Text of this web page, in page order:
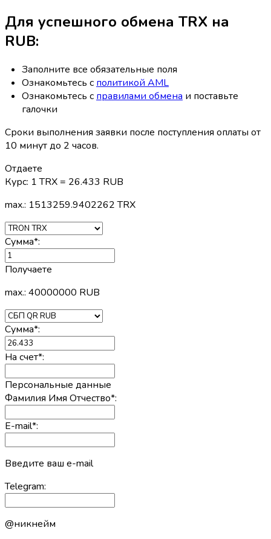
Для успешного обмена TRX на
RUB:
Заполните все обязательные поля
Ознакомьтесь с политикой AML
Ознакомьтесь с правилами обмена и поставьте
галочки
Сроки выполнения заявки после поступления оплаты от
10 минут до 2 часов.
Отдаете
Курс: 1 TRX = 26.433 RUB
max.: 1513259.9402262 TRX
Сумма*:
Получаете
max.: 40000000 RUB
Сумма*:
На счет*:
Персональные данные
Фамилия Имя Отчество*:
E-mail*:
Введите ваш e-mail
Telegram:
@никнейм